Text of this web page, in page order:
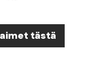
tästä